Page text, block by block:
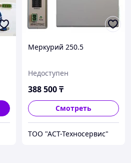
Меркурий 250.5
Недоступен
388 500₸
Смотреть
ТОО "АСТ-Техносервис"